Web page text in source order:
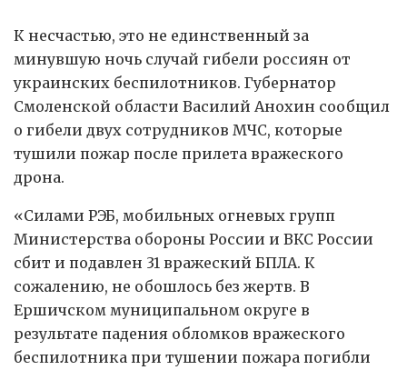
К несчастью, это не единственный за
минувшую ночь случай гибели россиян от
украинских беспилотников. Губернатор
Смоленской области Василий Анохин сообщил
о гибели двух сотрудников МЧС, которые
тушили пожар после прилета вражеского
дрона.
«Силами РЭБ, мобильных огневых групп
Министерства обороны России и ВКС России
сбит и подавлен 31 вражеский БПЛА. К
сожалению, не обошлось без жертв. В
Ершичском муниципальном округе в
результате падения обломков вражеского
беспилотника при тушении пожара погибли